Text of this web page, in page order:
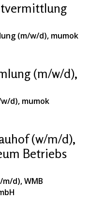
(m/w/d), mumok
(m/w/d),
d), mumok
(w/m/d),
Betriebs
d), WMB